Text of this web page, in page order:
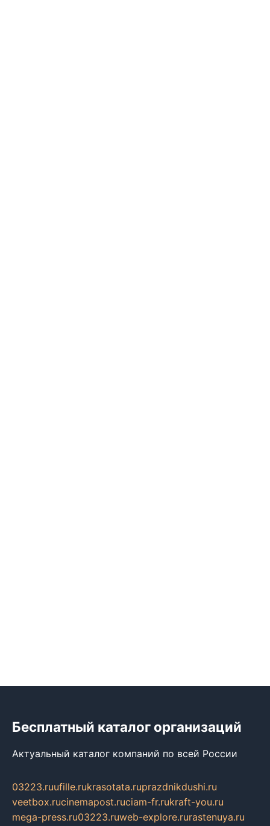
Бесплатный каталог организаций
Актуальный каталог компаний по всей России
03223.ruufille.rukrasotata.ruprazdnikdushi.ru
veetbox.rucinemapost.ruciam-fr.rukraft-you.ru
mega-press.ru03223.ruweb-explore.rurastenuya.ru